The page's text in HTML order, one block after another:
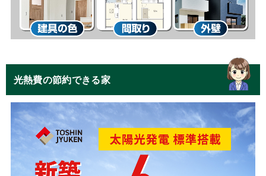
光熱費の節約できる家